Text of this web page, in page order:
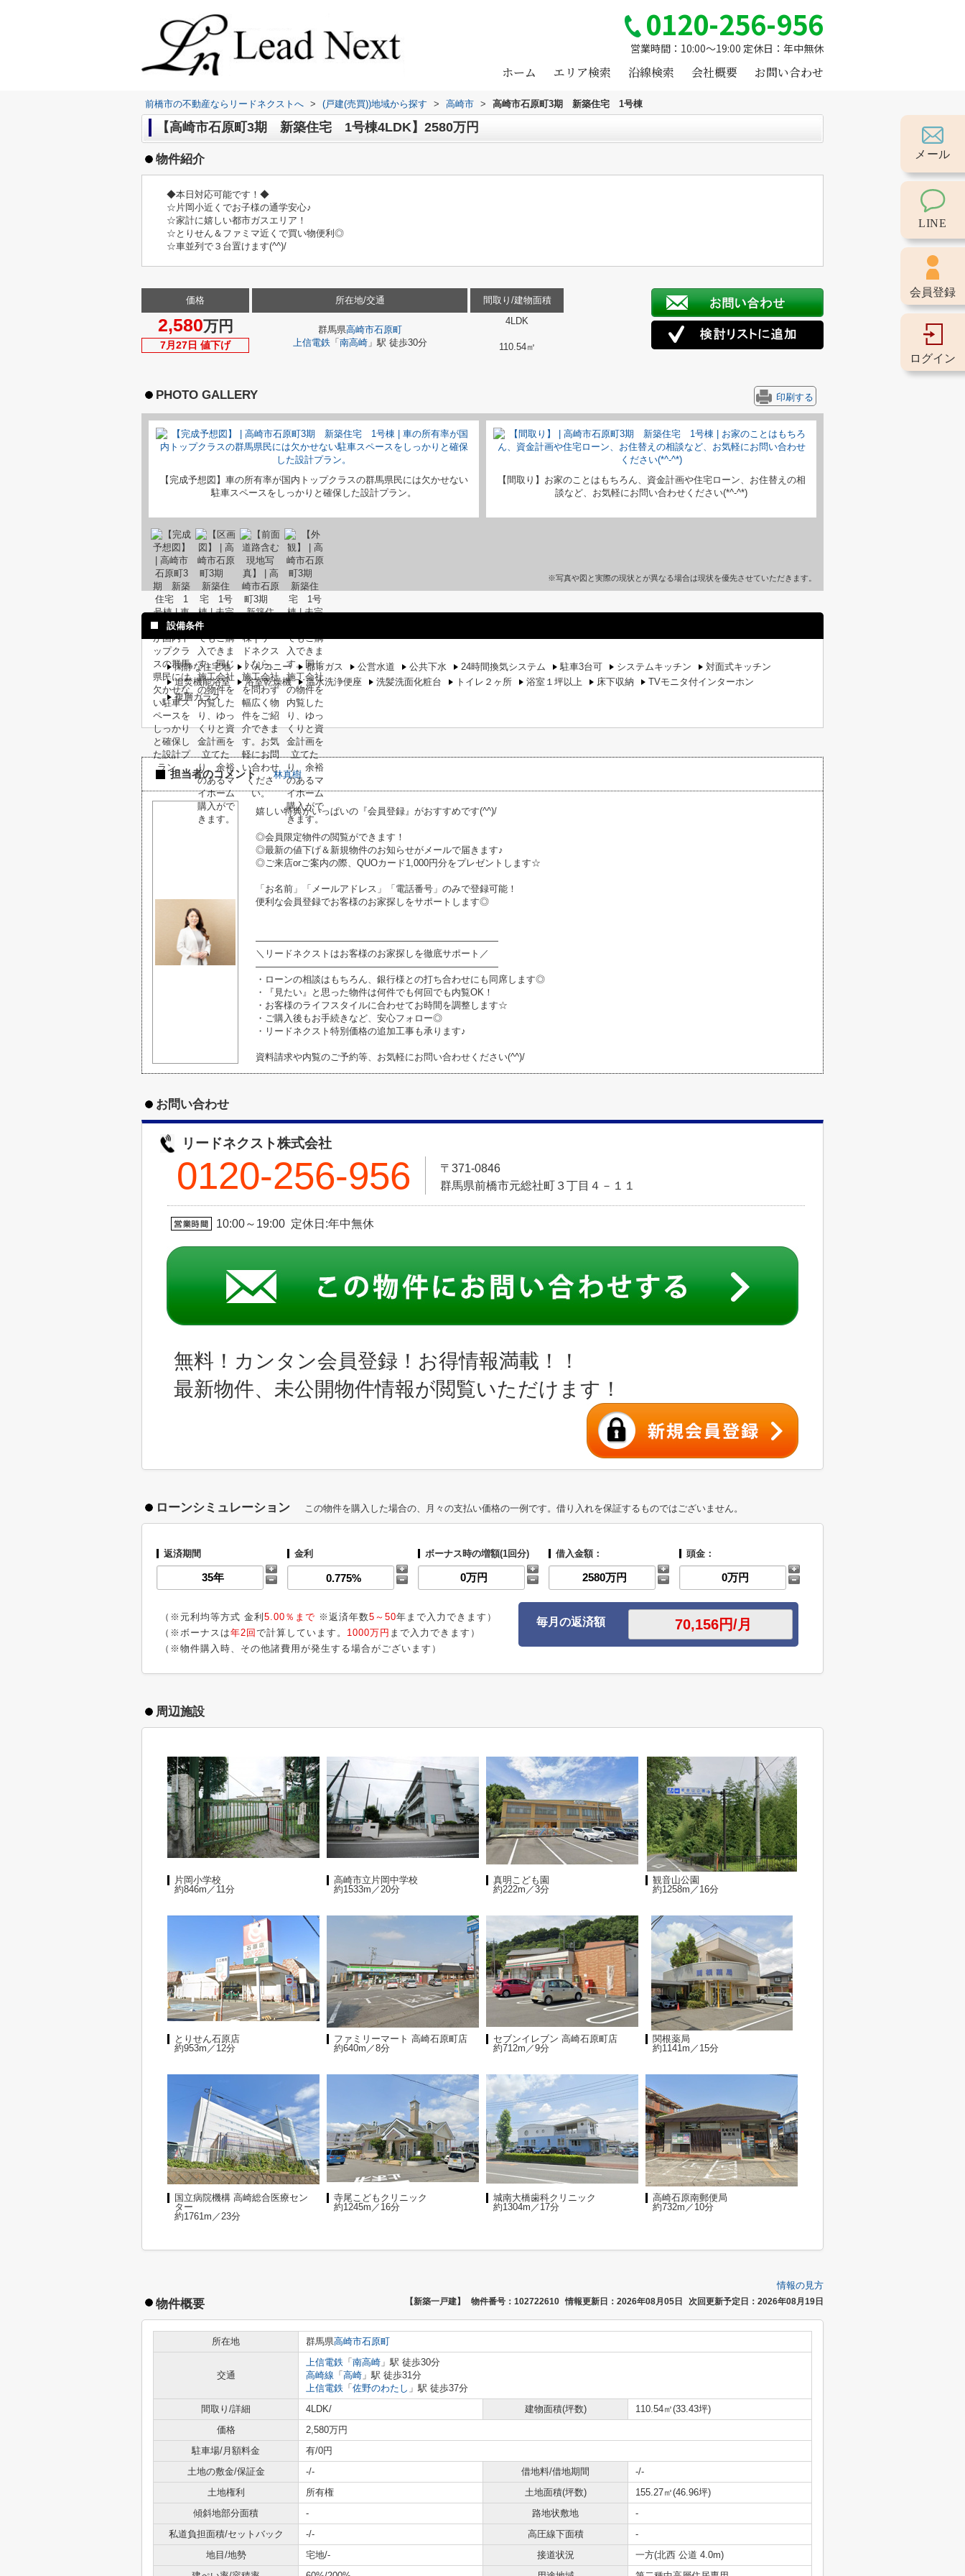
0120-256-956
営業時間：10:00～19:00 定休日：年中無休
ホーム エリア検索 沿線検索 会社概要 お問い合わせ
前橋市の不動産ならリードネクストへ > (戸建(売買))地域から探す > 高崎市 > 高崎市石原町3期 新築住宅 1号棟
【高崎市石原町3期 新築住宅 1号棟4LDK】2580万円
物件紹介
◆本日対応可能です！◆
☆片岡小近くでお子様の通学安心♪
☆家計に嬉しい都市ガスエリア！
☆とりせん＆ファミマ近くで買い物便利◎
☆車並列で３台置けます(^^)/
価格
2,580万円
7月27日 値下げ
所在地/交通
群馬県高崎市石原町
上信電鉄「 南高崎」駅 徒歩30分
間取り/建物面積
4LDK
110.54㎡
PHOTO GALLERY 印刷する
【完成予想図】車の所有率が国内トップクラスの群馬県民には欠かせない
駐車スペースをしっかりと確保した設計プラン。
【間取り】お家のことはもちろん、資金計画や住宅ローン、お住替えの相
談など、お気軽にお問い合わせください(*^-^*)
※写真や図と実際の現状とが異なる場合は現状を優先させていただきます。
設備条件
閑静な住宅地 バルコニー 都市ガス 公営水道 公共下水 24時間換気システム 駐車3台可 システムキッチン
対面式キッチン
追焚機能浴室
浴室乾燥機 温水洗浄便座 洗髪洗面化粧台 トイレ２ヶ所 浴室１坪以上 床下収納
TVモニタ付インターホン
複層ガラス
担当者のコメント 林真樹
嬉しい特典がいっぱいの『会員登録』がおすすめです(^^)/
◎会員限定物件の閲覧ができます！
◎最新の値下げ＆新規物件のお知らせがメールで届きます♪
◎ご来店orご案内の際、QUOカード1,000円分をプレゼントします☆
「お名前」「メールアドレス」「電話番号」のみで登録可能！
便利な会員登録でお客様のお家探しをサポートします◎
――――――――――――――――――――――――――
＼リードネクストはお客様のお家探しを徹底サポート／
――――――――――――――――――――――――――
・ローンの相談はもちろん、銀行様との打ち合わせにも同席します◎
・『見たい』と思った物件は何件でも何回でも内覧OK！
・お客様のライフスタイルに合わせてお時間を調整します☆
・ご購入後もお手続きなど、安心フォロー◎
・リードネクスト特別価格の追加工事も承ります♪
資料請求や内覧のご予約等、お気軽にお問い合わせください(^^)/
お問い合わせ
リードネクスト株式会社
0120-256-956
〒371-0846
群馬県前橋市元総社町３丁目４－１１
10:00～19:00 定休日:年中無休
無料！カンタン会員登録！お得情報満載！！
最新物件、未公開物件情報が閲覧いただけます！
ローンシミュレーション この物件を購入した場合の、月々の支払い価格の一例です。借り入れを保証するものではございません。
返済期間 金利 ボーナス時の増額(1回分) 借入金額： 頭金：
（※元利均等方式 金利 5.00％まで ※返済年数5～50年まで入力できます）
（※ボーナスは年2回 で計算しています。 1000万円 まで入力できます）
（※物件購入時、その他諸費用が発生する場合がございます）
毎月の返済額
周辺施設
片岡小学校
約846m／11分
高崎市立片岡中学校
約1533m／20分
真明こども園
約222m／3分
観音山公園
約1258m／16分
とりせん石原店
約953m／12分
ファミリーマート 高崎石原町店
約640m／8分
セブンイレブン 高崎石原町店
約712m／9分
関根薬局
約1141m／15分
国立病院機構 高崎総合医療セン
ター
約1761m／23分
寺尾こどもクリニック
約1245m／16分
城南大橋歯科クリニック
約1304m／17分
高崎石原南郵便局
約732m／10分
情報の見方
物件概要 【新築一戸建】 物件番号：102722610 情報更新日：2026年08月05日 次回更新予定日：2026年08月19日
所在地 群馬県高崎市石原町
交通
上信電鉄 「 南高崎 」駅 徒歩30分
高崎線 「 高崎 」駅 徒歩31分
上信電鉄 「 佐野のわたし 」駅 徒歩37分
間取り/詳細
4LDK/ 建物面積(坪数)
110.54㎡(33.43坪)
価格
2,580万円
駐車場/月額料金
有/0円
土地の敷金/保証金
-/- 借地料/借地期間
-/-
土地権利
所有権 土地面積(坪数)
155.27㎡(46.96坪)
傾斜地部分面積
- 路地状敷地
-
私道負担面積/セットバック
-/- 高圧線下面積
-
地目/地勢
宅地/- 接道状況
一方(北西 公道 4.0m)
メール
LINE
会員登録
ログイン